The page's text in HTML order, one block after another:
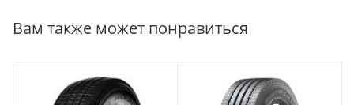
Вам также может понравиться